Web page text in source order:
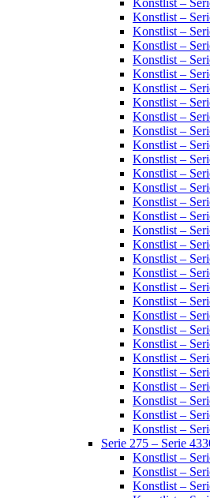
Konstlist –
Konstlist –
Konstlist –
Konstlist –
Konstlist –
Konstlist –
Konstlist –
Konstlist –
Konstlist –
Konstlist –
Konstlist –
Konstlist –
Konstlist –
Konstlist –
Konstlist –
Konstlist –
Konstlist –
Konstlist –
Konstlist –
Konstlist –
Konstlist –
Konstlist –
Konstlist –
Konstlist –
Konstlist –
Konstlist –
Konstlist –
Konstlist –
Konstlist –
Konstlist –
Konstlist –
Serie 275 – Serie
Konstlist –
Konstlist –
Konstlist –